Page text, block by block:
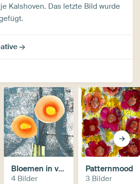
Kalshoven. Das letzte Bild wurde
Bloemen in vazen
4 Bilder
Patternmood
3 Bilder